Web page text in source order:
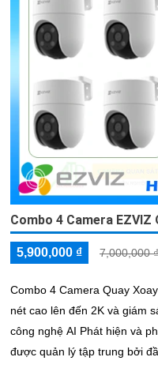
Combo 4 Camera
5,900,000 ₫ 7,000,000 ₫
Combo 4 Camera Quay
nét cao lên đến 2K và giám
công nghệ AI Phát hiện và
được quản lý tập trung bởi